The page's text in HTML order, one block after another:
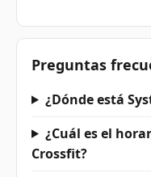
Preguntas
¿Dónde está
¿Cuál es el
Crossfit?